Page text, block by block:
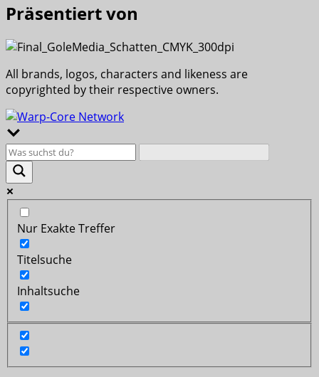
Präsentiert von
All brands, logos, characters and likeness are
copyrighted by their respective owners.
Nur Exakte Treffer
Titelsuche
Inhaltsuche